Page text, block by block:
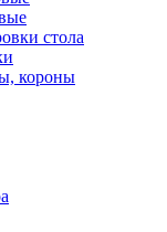
стола
короны